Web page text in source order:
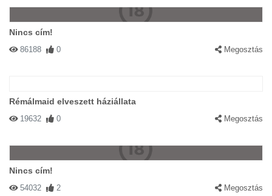
Nincs cím!
86188 0 Megosztás
Rémálmaid elveszett háziállata
19632 0 Megosztás
Nincs cím!
54032 2 Megosztás